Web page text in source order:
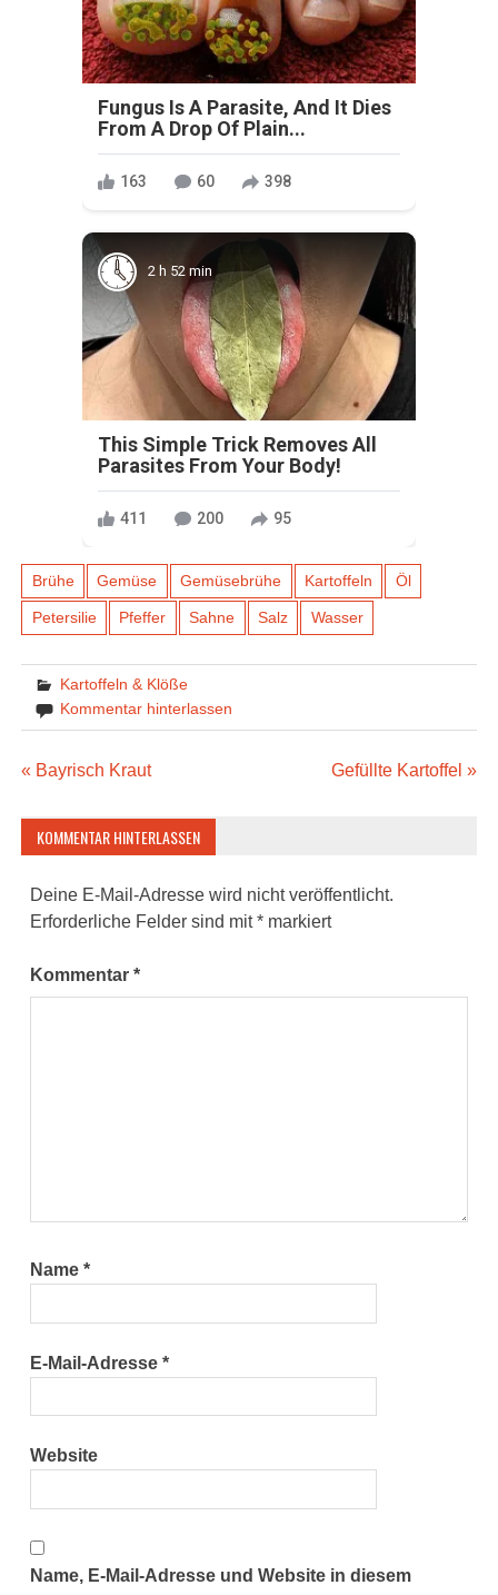
Fungus Is A Parasite, And It Dies
From A Drop Of Plain...
163 60 398
2 h 52 min
This Simple Trick Removes All
Parasites From Your Body!
411 200 95
Brühe Gemüse Gemüsebrühe Kartoffeln Öl
Petersilie Pfeffer Sahne Salz Wasser
Kartoffeln & Klöße
Kommentar hinterlassen
Beitragsnavigation
« Bayrisch Kraut Gefüllte Kartoffel »
KOMMENTAR HINTERLASSEN
Deine E-Mail-Adresse wird nicht veröffentlicht.
Erforderliche Felder sind mit* markiert
Kommentar*
Name*
E-Mail-Adresse*
Website
Name, E-Mail-Adresse und Website in diesem